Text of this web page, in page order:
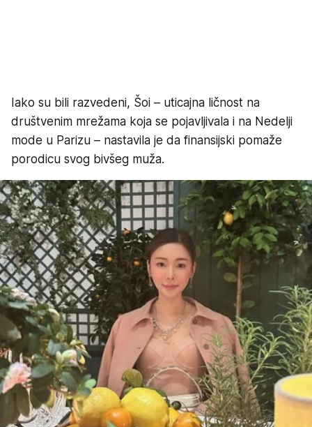
Iako su bili razvedeni, Šoi – uticajna ličnost na
društvenim mrežama koja se pojavljivala i na Nedelji
mode u Parizu – nastavila je da finansijski pomaže
porodicu svog bivšeg muža.